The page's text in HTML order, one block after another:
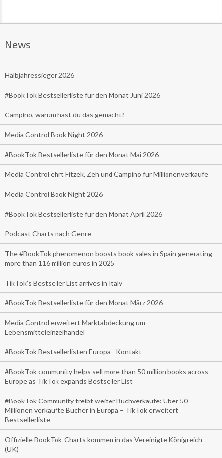
News
Halbjahressieger 2026
#BookTok Bestsellerliste für den Monat Juni 2026
Campino, warum hast du das gemacht?
Media Control Book Night 2026
#BookTok Bestsellerliste für den Monat Mai 2026
Media Control ehrt Fitzek, Zeh und Campino für Millionenverkäufe
Media Control Book Night 2026
#BookTok Bestsellerliste für den Monat April 2026
Podcast Charts nach Genre
The #BookTok phenomenon boosts book sales in Spain generating
more than 116 million euros in 2025
TikTok’s Bestseller List arrives in Italy
#BookTok Bestsellerliste für den Monat März 2026
Media Control erweitert Marktabdeckung um
Lebensmitteleinzelhandel
#BookTok Bestsellerlisten Europa - Kontakt
#BookTok community helps sell more than 50 million books across
Europe as TikTok expands Bestseller List
#BookTok Community treibt weiter Buchverkäufe: Über 50
Millionen verkaufte Bücher in Europa – TikTok erweitert
Bestsellerliste
Offizielle BookTok-Charts kommen in das Vereinigte Königreich
(UK)